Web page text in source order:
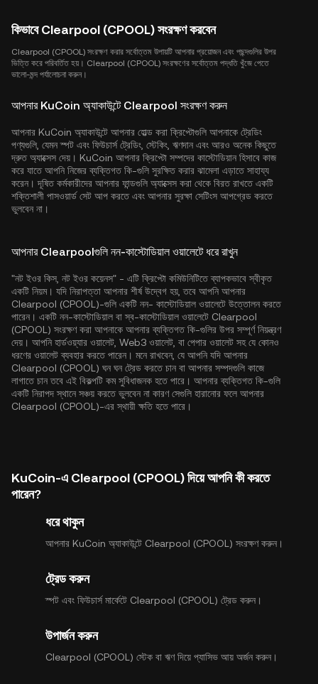
কিভাবে Clearpool (CPOOL) সংরক্ষণ করবেন
Clearpool (CPOOL) সংরক্ষণ করার সর্বোত্তম উপায়টি আপনার প্রয়োজন এবং পছন্দগুলির উপর
ভিত্তি করে পরিবর্তিত হয়। Clearpool (CPOOL) সংরক্ষণের সর্বোত্তম পদ্ধতি খুঁজে পেতে
ভালো-মন্দ পর্যালোচনা করুন।
আপনার KuCoin অ্যাকাউন্টে Clearpool সংরক্ষণ করুন
আপনার KuCoin অ্যাকাউন্টে আপনার হোল্ড করা ক্রিপ্টোগুলি আপনাকে ট্রেডিং
পণ্যগুলি, যেমন স্পট এবং ফিউচার্স ট্রেডিং, স্টেকিং, ঋণদান এবং আরও অনেক কিছুতে
দ্রুত অ্যাক্সেস দেয়। KuCoin আপনার ক্রিপ্টো সম্পদের কাস্টোডিয়ান হিসাবে কাজ
করে যাতে আপনি নিজের ব্যক্তিগত কি-গুলি সুরক্ষিত করার ঝামেলা এড়াতে সাহায্য
করেন। দূষিত কর্মকারীদের আপনার ফান্ডগুলি অ্যাক্সেস করা থেকে বিরত রাখতে একটি
শক্তিশালী পাসওয়ার্ড সেট আপ করতে এবং আপনার সুরক্ষা সেটিংস আপগ্রেড করতে
ভুলবেন না।
আপনার Clearpoolগুলি নন-কাস্টোডিয়াল ওয়ালেটে ধরে রাখুন
"নট ইওর কিস, নট ইওর কয়েনস" - এটি ক্রিপ্টো কমিউনিটিতে ব্যাপকভাবে স্বীকৃত
একটি নিয়ম। যদি নিরাপত্তা আপনার শীর্ষ উদ্বেগ হয়, তবে আপনি আপনার
Clearpool (CPOOL)-গুলি একটি নন- কাস্টোডিয়াল ওয়ালেটে উত্তোলন করতে
পারেন। একটি নন-কাস্টোডিয়াল বা স্ব-কাস্টোডিয়াল ওয়ালেটে Clearpool
(CPOOL) সংরক্ষণ করা আপনাকে আপনার ব্যক্তিগত কি-গুলির উপর সম্পূর্ণ নিয়ন্ত্রণ
দেয়। আপনি হার্ডওয়্যার ওয়ালেট, Web3 ওয়ালেট, বা পেপার ওয়ালেট সহ যে কোনও
ধরণের ওয়ালেট ব্যবহার করতে পারেন। মনে রাখবেন, যে আপনি যদি আপনার
Clearpool (CPOOL) ঘন ঘন ট্রেড করতে চান বা আপনার সম্পদগুলি কাজে
লাগাতে চান তবে এই বিকল্পটি কম সুবিধাজনক হতে পারে। আপনার ব্যক্তিগত কি-গুলি
একটি নিরাপদ স্থানে সঞ্চয় করতে ভুলবেন না কারণ সেগুলি হারানোর ফলে আপনার
Clearpool (CPOOL)-এর স্থায়ী ক্ষতি হতে পারে।
KuCoin-এ Clearpool (CPOOL) দিয়ে আপনি কী করতে
পারেন?
ধরে থাকুন
আপনার KuCoin অ্যাকাউন্টে Clearpool (CPOOL) সংরক্ষণ করুন।
ট্রেড করুন
স্পট এবং ফিউচার্স মার্কেটে Clearpool (CPOOL) ট্রেড করুন।
উপার্জন করুন
Clearpool (CPOOL) স্টেক বা ঋণ দিয়ে প্যাসিভ আয় অর্জন করুন।